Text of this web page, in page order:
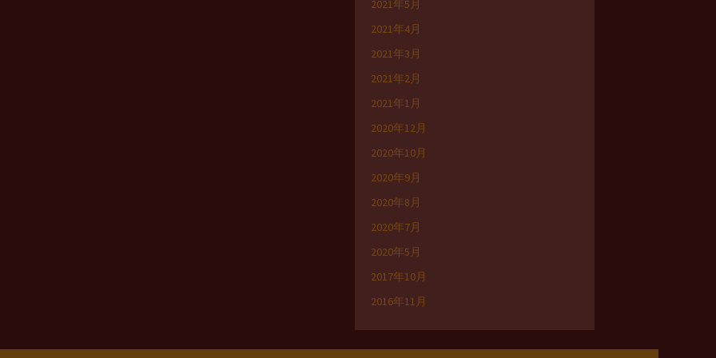
2021年5月
2021年4月
2021年3月
2021年2月
2021年1月
2020年12月
2020年10月
2020年9月
2020年8月
2020年7月
2020年5月
2017年10月
2016年11月